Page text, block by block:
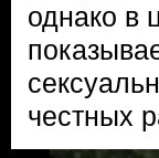
однако в
честных